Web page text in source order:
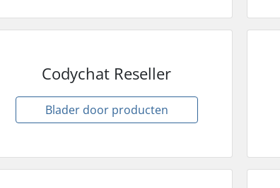
Codychat Reseller
Blader door producten